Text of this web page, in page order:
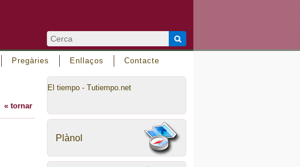
Pregàries Enllaços Contacte
« tornar
El tiempo - Tutiempo.net
Plànol